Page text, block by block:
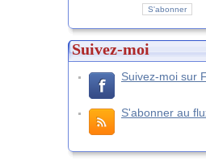
Suivez-moi
Suivez-moi sur
S'abonner au